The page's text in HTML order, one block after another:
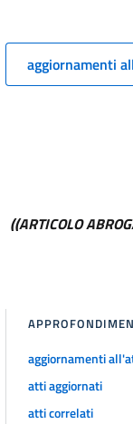
aggiornamenti
((ARTICOLO
aggiornamenti
atti aggiornati
atti correlati